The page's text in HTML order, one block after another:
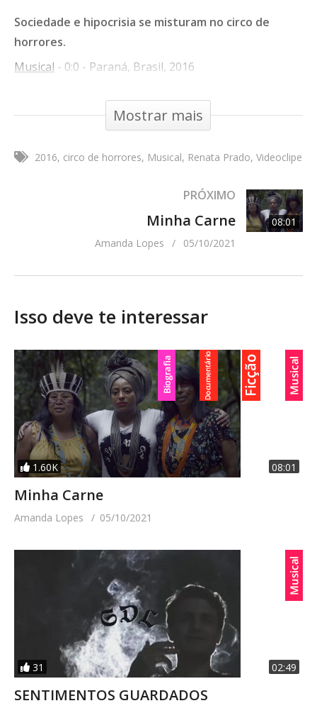
Sociedade e hipocrisia se misturam no circo de
horrores.
Musical - 0:0 - Paraná, Brasil, 2016
Videoclipe
Renata Prado
Direção de Fotografia:Gilson Junior
Direção: Renata PradoFotografia: Gilson JuniorAssist
foto: Sarah DuarteArte: Daniel Repelente
Mostrar mais
2016 circo de horrores Musical Renata Prado Videoclipe
08:01
PRÓXIMO
Minha Carne
Amanda Lopes 05/10/2021
Isso deve te interessar
1.60K 08:01
Minha Carne
Amanda Lopes 05/10/2021
31 02:49
SENTIMENTOS GUARDADOS